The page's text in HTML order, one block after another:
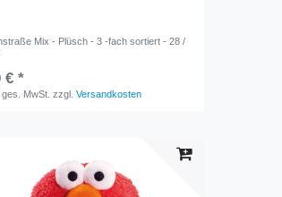
Mix - Plüsch - 3 -fach sortiert - 28 /
€ *
MwSt. zzgl.Versandkosten